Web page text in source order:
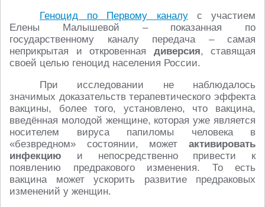
Геноцид по Первому каналус участием
Елены Малышевой – показанная по
государственному каналу передача – самая
неприкрытая и откровенная диверсия, ставящая
своей целью геноцид населения России.
При исследовании не наблюдалось
значимых доказательств терапевтического эффекта
вакцины, более того, установлено, что вакцина,
введённая молодой женщине, которая уже является
носителем вируса папиломы человека в
«безвредном» состоянии, может активировать
инфекцию и непосредственно привести к
появлению предракового изменения. То есть
вакцина может ускорить развитие предраковых
изменений у женщин.